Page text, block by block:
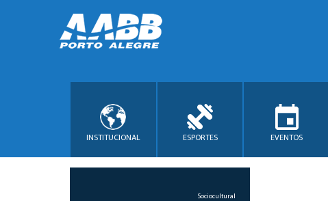
INSTITUCIONAL ESPORTES EVENTOS
Sociocultural